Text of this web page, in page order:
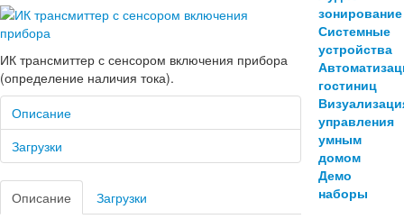
ИК трансмиттер с сенсором включения прибора
(определение наличия тока).
Описание
Загрузки
Описание Загрузки
зонирование
Системные
устройства
гостиниц
управления
умным
домом
Демо
наборы